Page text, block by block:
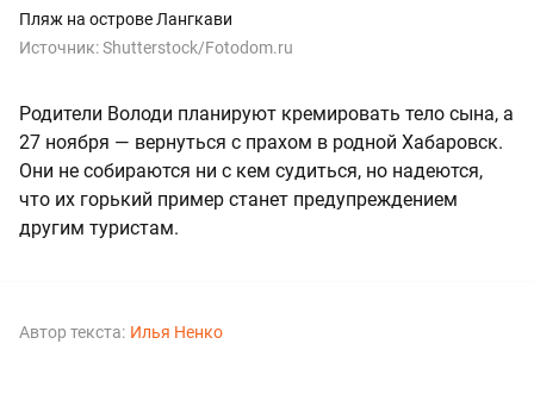
Пляж на острове Лангкави
Источник:Shutterstock/Fotodom.ru
Родители Володи планируют кремировать тело сына, а
27 ноября — вернуться с прахом в родной Хабаровск.
Они не собираются ни с кем судиться, но надеются,
что их горький пример станет предупреждением
другим туристам.
Автор текста: Илья Ненко